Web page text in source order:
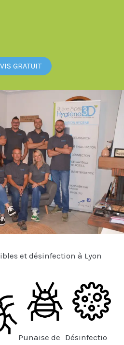
GRATUIT
et désinfection à Lyon
Punaise de Désinfectio